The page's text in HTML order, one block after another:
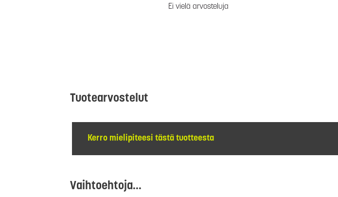
Ei vielä arvosteluja
Tuotearvostelut
Kerro mielipiteesi tästä tuotteesta
Vaihtoehtoja...